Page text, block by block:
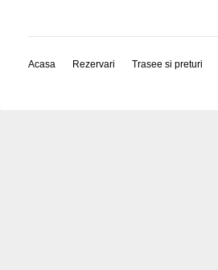
Acasa Rezervari Trasee si preturi